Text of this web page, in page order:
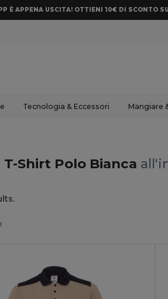
È APPENA USCITA! OTTIENI 10€ DI SCONTO
Tecnologia & Eccessori Mangiare
T-Shirt Polo Bianca